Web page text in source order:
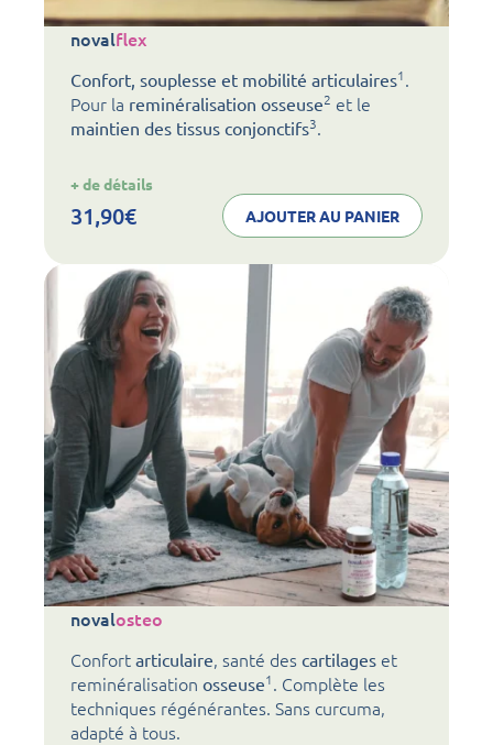
novalflex
Confort, souplesse et mobilité articulaires1.
Pour la reminéralisation osseuse2 et le
maintien des tissus conjonctifs3.
+ de détails
31,90€ AJOUTER AU PANIER
novalosteo
Confort articulaire, santé des cartilages et
reminéralisation osseuse1. Complète les
techniques régénérantes. Sans curcuma,
adapté à tous.